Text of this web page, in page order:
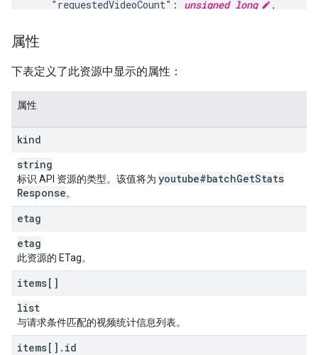
    "requestedVideoCount":
unsigned long
,
    "failedVideoCount":
    "failedVideoIds": [
    ]
  }
}
属性
下表定义了此资源中显示的属性：
属性
kind
string
标识 API 资源的类型。该值将为 youtube#batchGetStats
Response。
etag
etag
此资源的 ETag。
items[]
list
与请求条件匹配的视频统计信息列表。
items[] . id